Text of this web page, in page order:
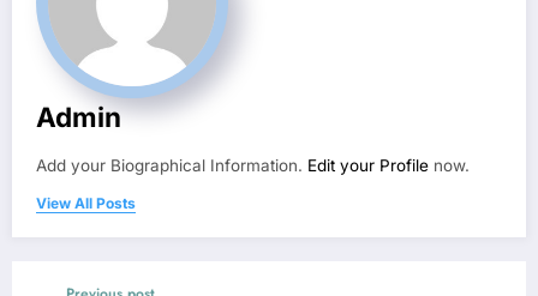
Admin
Add your Biographical Information. Edit your Profile now.
View All Posts